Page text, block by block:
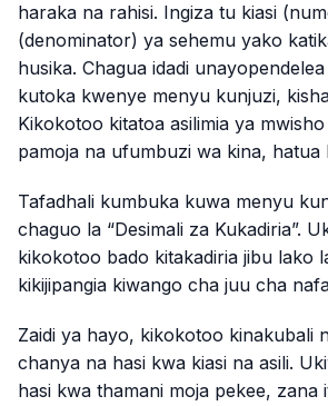
haraka na rahisi. Ingiza tu kiasi
(denominator) ya sehemu yako
husika. Chagua idadi
kutoka kwenye menyu kunjuzi,
Kikokotoo kitatoa asilimia ya
pamoja na ufumbuzi wa kina, hatua
Tafadhali kumbuka kuwa menyu
chaguo la “Desimali za Kukadiria”.
kikokotoo bado kitakadiria jibu lako
kikijipangia kiwango cha juu cha
Zaidi ya hayo, kikokotoo kinakubali
chanya na hasi kwa kiasi na asili.
hasi kwa thamani moja pekee, zana